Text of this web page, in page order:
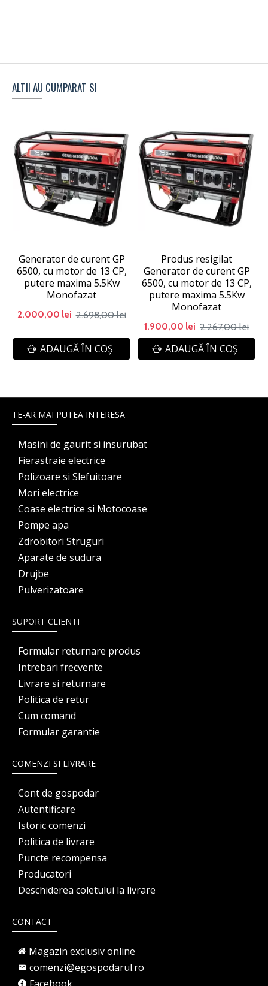
ALTII AU CUMPARAT SI
Generator de curent GP
6500, cu motor de 13 CP,
putere maxima 5.5Kw
Monofazat
2.000,00 lei 2.698,00 lei
ADAUGĂ ÎN COŞ
Produs resigilat
Generator de curent GP
6500, cu motor de 13 CP,
putere maxima 5.5Kw
Monofazat
1.900,00 lei 2.267,00 lei
ADAUGĂ ÎN COŞ
TE-AR MAI PUTEA INTERESA
Masini de gaurit si insurubat
Fierastraie electrice
Polizoare si Slefuitoare
Mori electrice
Coase electrice si Motocoase
Pompe apa
Zdrobitori Struguri
Aparate de sudura
Drujbe
Pulverizatoare
SUPORT CLIENTI
Formular returnare produs
Intrebari frecvente
Livrare si returnare
Politica de retur
Cum comand
Formular garantie
COMENZI SI LIVRARE
Cont de gospodar
Autentificare
Istoric comenzi
Politica de livrare
Puncte recompensa
Producatori
Deschiderea coletului la livrare
CONTACT
Magazin exclusiv online
comenzi@egospodarul.ro